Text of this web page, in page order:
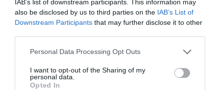
IAB’s list of downstream participants. This information may
also be disclosed by us to third parties on the IAB’s List of
Downstream Participants that may further disclose it to other
Personal Data Processing Opt Outs
I want to opt-out of the Sharing of my
personal data.
Opted InDERNIERS COMMENTAIRES